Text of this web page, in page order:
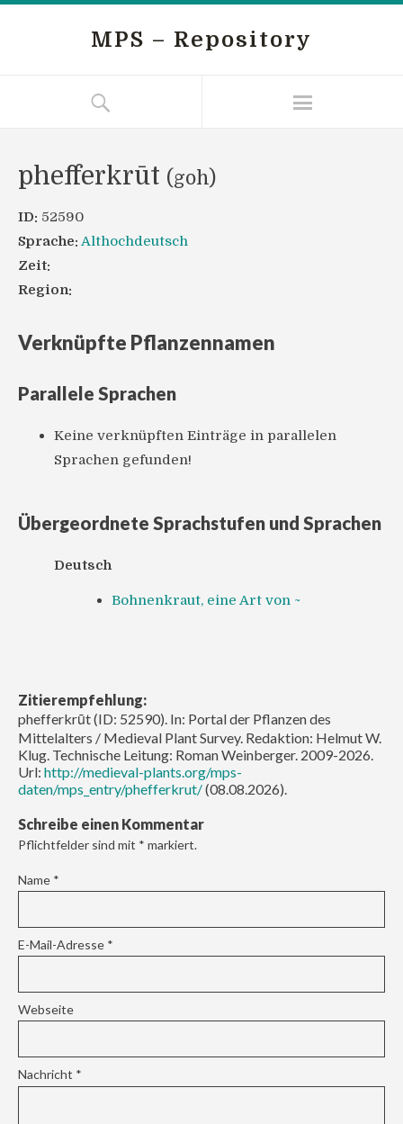
MPS – Repository
phefferkrūt (goh)
ID: 52590
Sprache: Althochdeutsch
Zeit:
Region:
Verknüpfte Pflanzennamen
Parallele Sprachen
Keine verknüpften Einträge in parallelen
Sprachen gefunden!
Übergeordnete Sprachstufen und Sprachen
Deutsch
Bohnenkraut, eine Art von ~
Zitierempfehlung:
phefferkrūt (ID: 52590). In: Portal der Pflanzen des
Mittelalters / Medieval Plant Survey. Redaktion: Helmut W.
Klug. Technische Leitung: Roman Weinberger. 2009-2026.
Url: http://medieval-plants.org/mps-
daten/mps_entry/phefferkrut/(08.08.2026).
Schreibe einen Kommentar
Pflichtfelder sind mit * markiert.
Name *
E-Mail-Adresse *
Webseite
Nachricht *